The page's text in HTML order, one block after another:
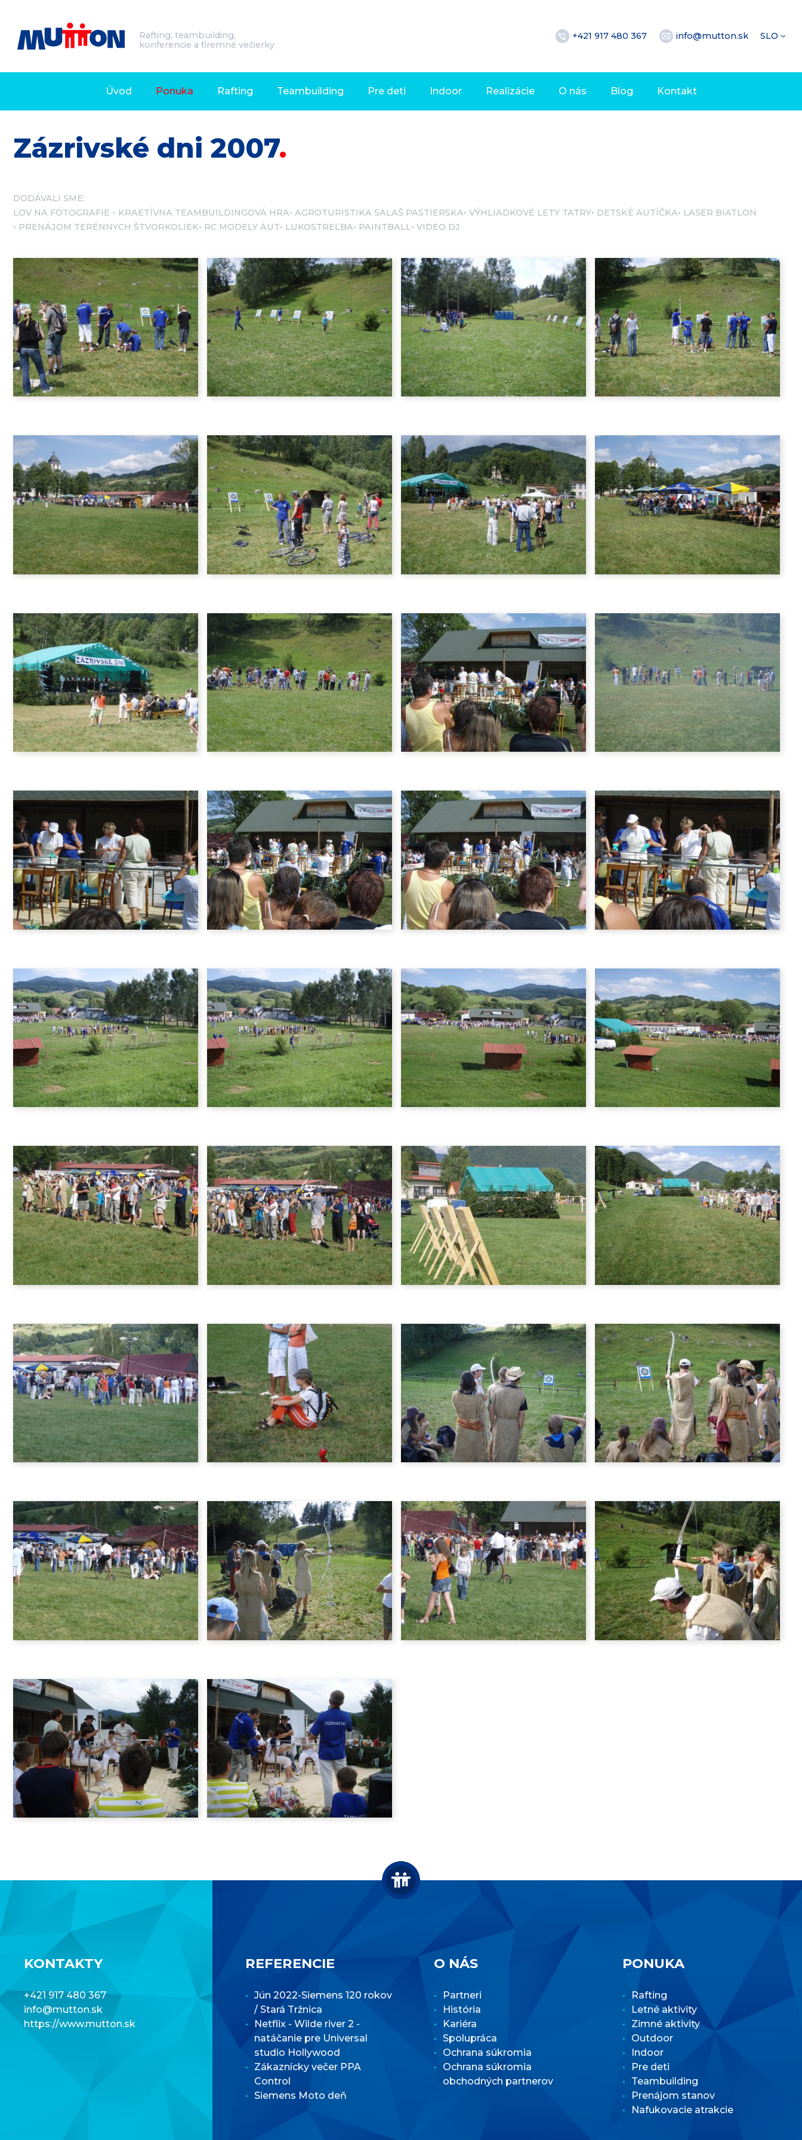
Rafting, teambuilding,
konferencie a firemné večierky
+421 917 480 367 info@mutton.sk SLO
Úvod Ponuka Rafting Teambuilding Pre deti Indoor Realizácie O nás Blog Kontakt
Zázrivské dni 2007
DODÁVALI SME:
LOV NA FOTOGRAFIE - KRAETÍVNA TEAMBUILDINGOVÁ HRA AGROTURISTIKA SALAŠ PASTIERSKA VÝHLIADKOVÉ LETY TATRY DETSKÉ AUTÍČKA
LASER BIATLON
PRENÁJOM TERÉNNYCH ŠTVORKOLIEK
RC MODELY ÁUT LUKOSTREĽBA PAINTBALL VIDEO DJ
KONTAKTY
+421 917 480 367
info@mutton.sk
https://www.mutton.sk
REFERENCIE
Jún 2022-Siemens 120 rokov
/ Stará Tržnica
Netflix - Wilde river 2 -
natáčanie pre Universal
studio Hollywood
Zákaznícky večer PPA
Control
Siemens Moto deň
O NÁS
Partneri
História
Kariéra
Spolupráca
Ochrana súkromia
Ochrana súkromia
obchodných partnerov
PONUKA
Rafting
Letné aktivity
Zimné aktivity
Outdoor
Indoor
Pre deti
Teambuilding
Prenájom stanov
Nafukovacie atrakcie